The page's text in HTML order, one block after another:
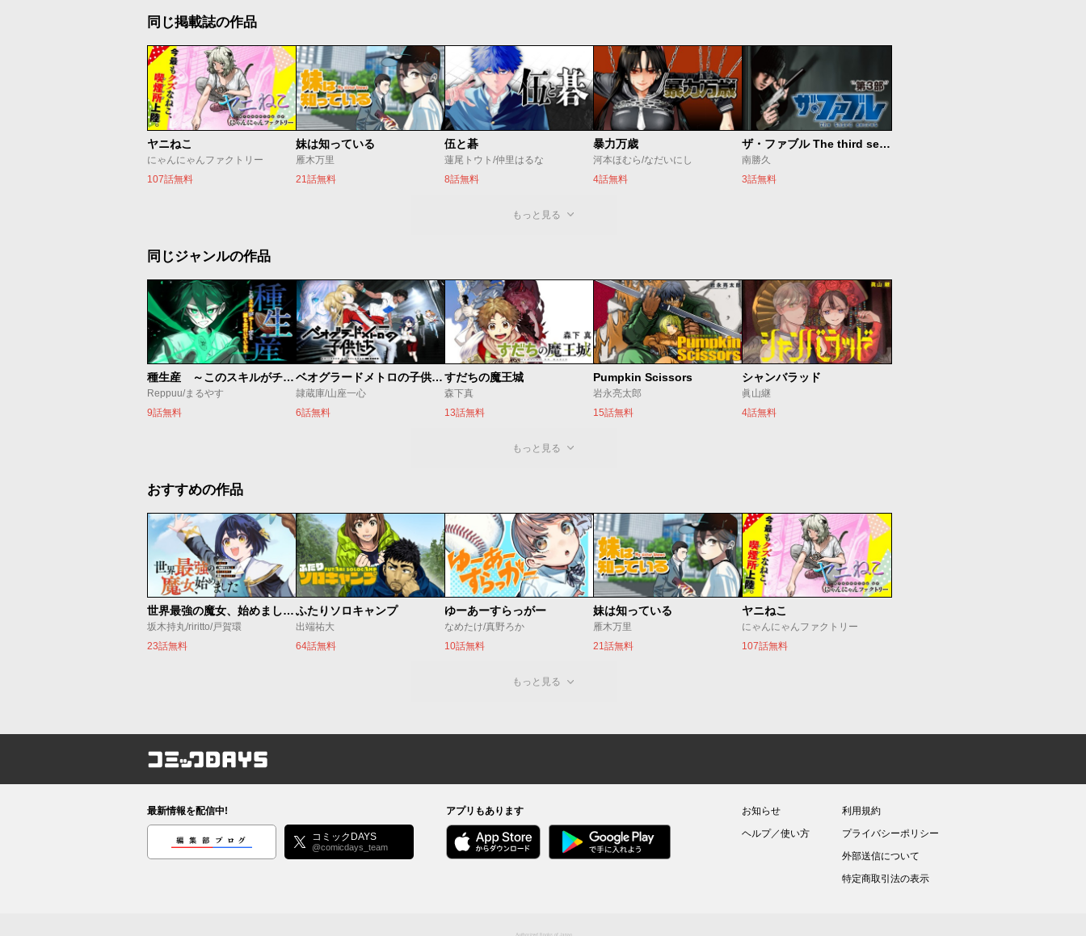
同じ掲載誌の作品
ヤニねこ
にゃんにゃんファクトリー
107話無料
妹は知っている
雁木万里
21話無料
伍と碁
蓮尾トウト/仲里はるな
8話無料
暴力万歳
河本ほむら/なだいにし
4話無料
ザ・ファブル The third secret
南勝久
3話無料
もっと見る
同じジャンルの作品
種生産 ～このスキルがチートだとまだ誰も気付いていない～
Reppuu/まるやす
9話無料
ベオグラードメトロの子供たち
隷蔵庫/山座一心
6話無料
すだちの魔王城
森下真
13話無料
Pumpkin Scissors
岩永亮太郎
15話無料
シャンバラッド
眞山継
4話無料
もっと見る
おすすめの作品
世界最強の魔女、始めました ～私だけ『攻略サイト』を見れる世界で自由に生きます～
坂木持丸/riritto/戸賀環
23話無料
ふたりソロキャンプ
出端祐大
64話無料
ゆーあーすらっがー
なめたけ/真野ろか
10話無料
妹は知っている
雁木万里
21話無料
ヤニねこ
にゃんにゃんファクトリー
107話無料
もっと見る
コミックDAYS
最新情報を配信中!
編集部ブログ コミックDAYS
@comicdays_team
アプリもあります
お知らせ
ヘルプ／使い方
利用規約
プライバシーポリシー
外部送信について
特定商取引法の表示